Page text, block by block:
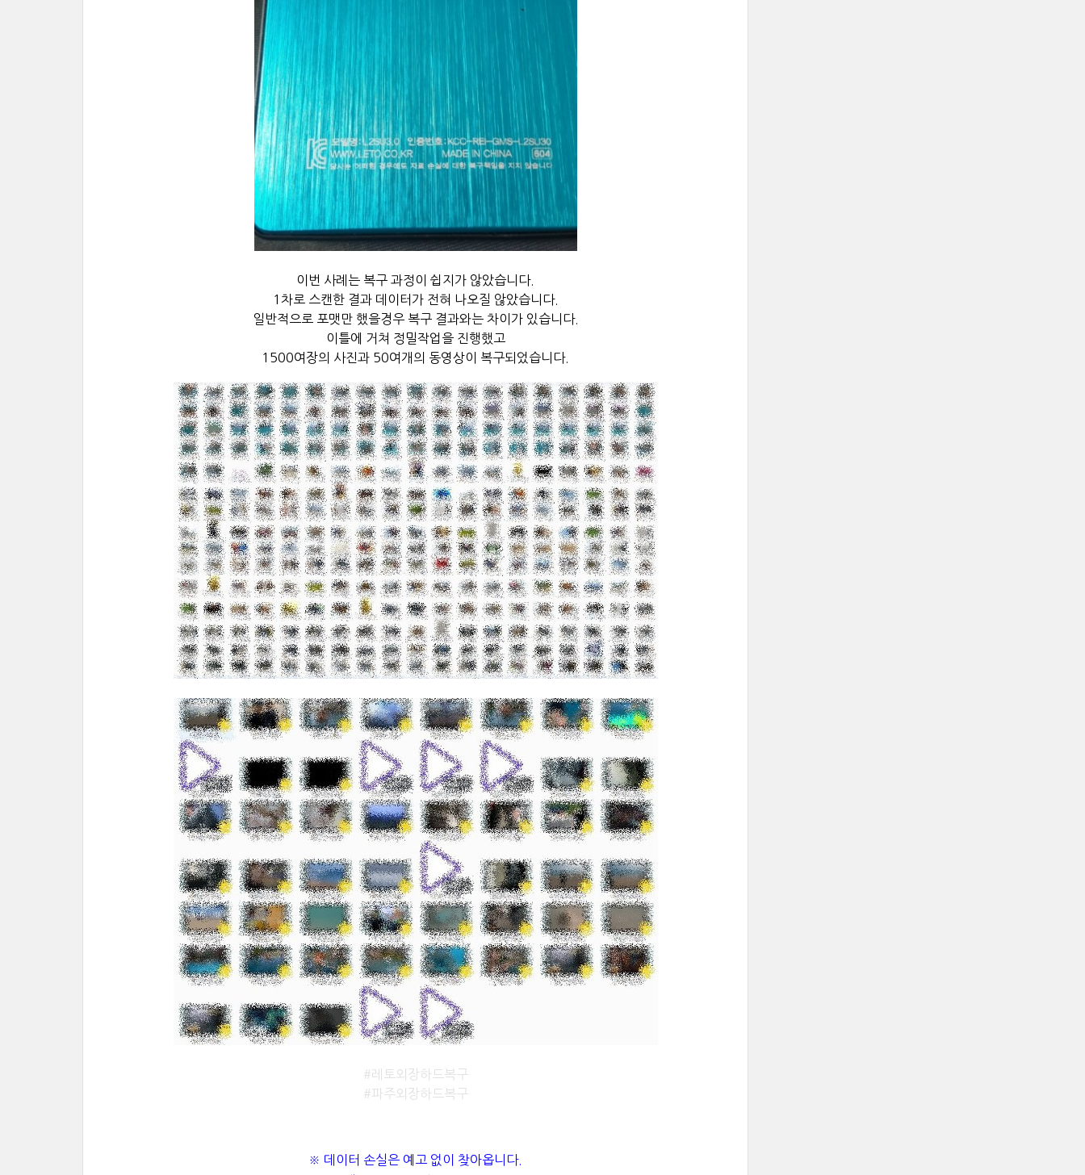
이번 사례는 복구 과정이 쉽지가 않았습니다.
1차로 스캔한 결과 데이터가 전혀 나오질 않았습니다.
일반적으로 포맷만 했을경우 복구 결과와는 차이가 있습니다.
이틀에 거쳐 정밀작업을 진행했고
1500여장의 사진과 50여개의 동영상이 복구되었습니다.
#레토외장하드복구
#파주외장하드복구
※ 데이터 손실은 예고 없이 찾아옵니다.